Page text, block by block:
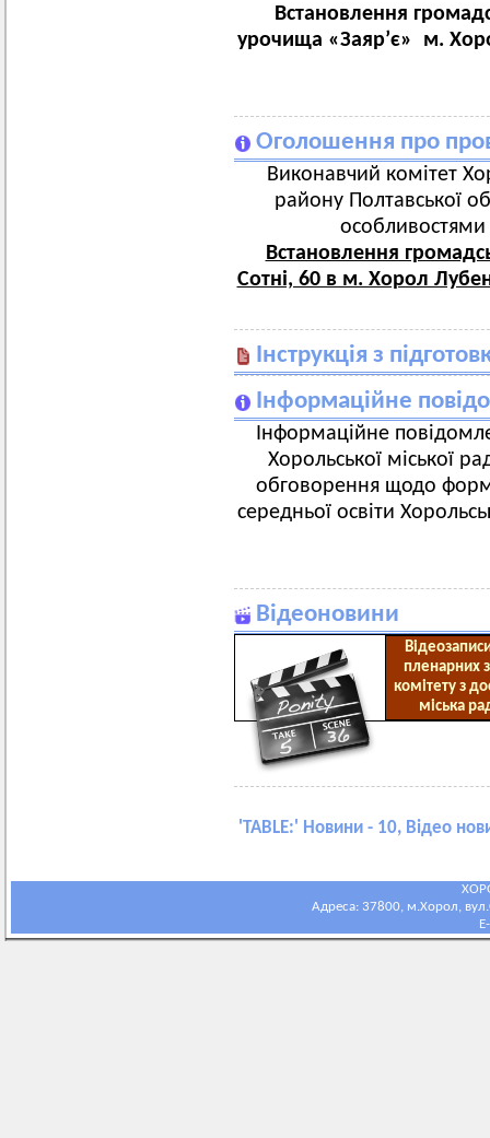
Встановлення
урочища «Заяр’є» м.
Оголошення про
Виконавчий комітет
району Полтавської
особливостями
Встановлення
Сотні, 60 в м. Хорол
Інструкція з
Інформаційне
Інформаційне
Хорольської міської
обговорення щодо
середньої освіти
Відеоновини
пленарних
комітету з
міська
'TABLE:' Новини - 10, Відео
Адреса: 37800, м.Хорол,